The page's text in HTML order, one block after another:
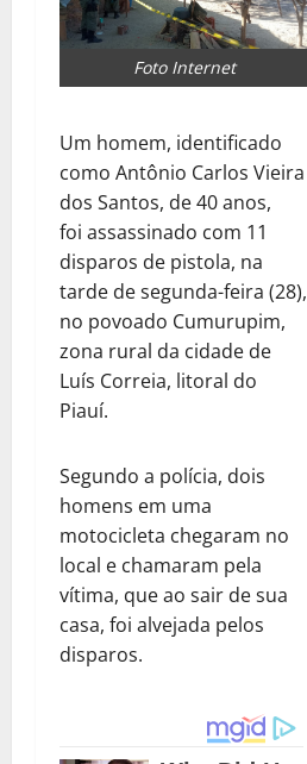
Foto Internet
Um homem, identificado
como Antônio Carlos Vieira
dos Santos, de 40 anos,
foi assassinado com 11
disparos de pistola, na
tarde de segunda-feira (28),
no povoado Cumurupim,
zona rural da cidade de
Luís Correia, litoral do
Piauí.
Segundo a polícia, dois
homens em uma
motocicleta chegaram no
local e chamaram pela
vítima, que ao sair de sua
casa, foi alvejada pelos
disparos.